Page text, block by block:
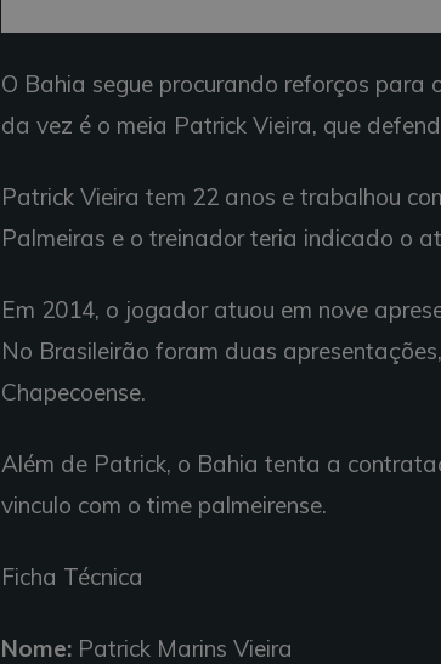
O Bahia segue procurando reforços
da vez é o meia Patrick Vieira, que
Patrick Vieira tem 22 anos e trabalhou
Palmeiras e o treinador teria indicado o
Em 2014, o jogador atuou em nove
No Brasileirão foram duas
Chapecoense.
Além de Patrick, o Bahia tenta a
vinculo com o time palmeirense.
Ficha Técnica
Nome: Patrick Marins Vieira